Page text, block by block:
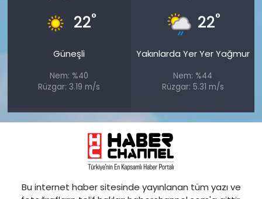
22°
Güneşli
Nem: %40
Rüzgar: 3.19 m/s
22°
Yakınlarda Yer Yer Yağmur
Nem: %44
Rüzgar: 5.31 m/s
Bu internet haber sitesinde yayınlanan tüm yazı ve